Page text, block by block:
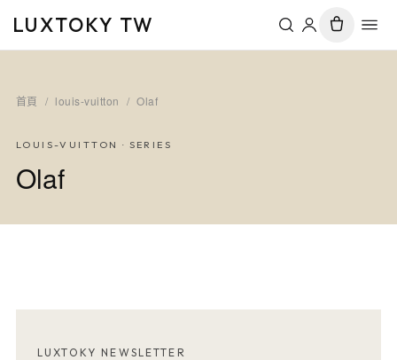
LUXTOKY TW
首頁 / louis-vuitton / Olaf
LOUIS-VUITTON · SERIES
Olaf
LUXTOKY NEWSLETTER